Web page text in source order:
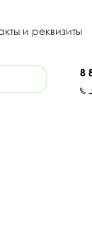
и реквизиты
8